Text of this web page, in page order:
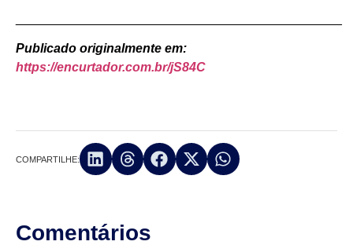
Publicado originalmente em:
https://encurtador.com.br/jS84C
COMPARTILHE:
Comentários